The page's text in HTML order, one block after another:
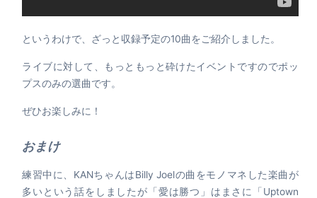
というわけで、ざっと収録予定の10曲をご紹介しました。
ライブに対して、もっともっと砕けたイベントですのでポッ
プスのみの選曲です。
ぜひお楽しみに！
おまけ
練習中に、KANちゃんはBilly Joelの曲をモノマネした楽曲が
多いという話をしましたが「愛は勝つ」はまさに「Uptown